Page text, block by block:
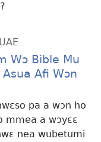
Wɔ Bible Mu
Afi Wɔn
pa a wɔn ho
mmea a wɔyɛɛ
nea wubetumi